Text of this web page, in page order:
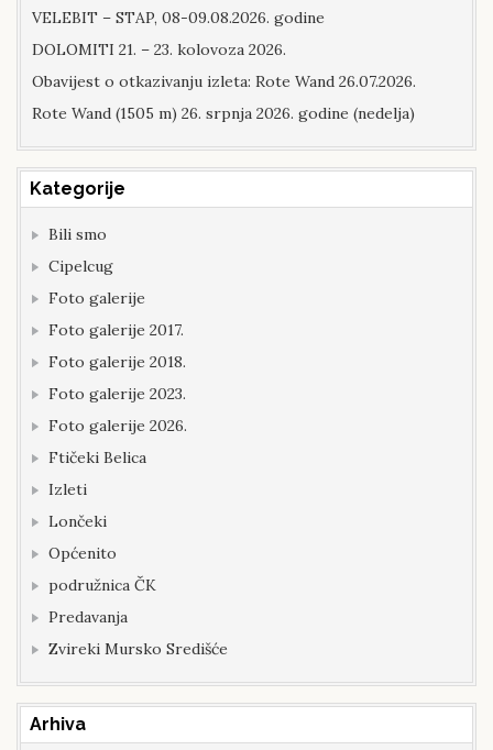
VELEBIT – STAP, 08-09.08.2026. godine
DOLOMITI 21. – 23. kolovoza 2026.
Obavijest o otkazivanju izleta: Rote Wand 26.07.2026.
Rote Wand (1505 m) 26. srpnja 2026. godine (nedelja)
Kategorije
Bili smo
Cipelcug
Foto galerije
Foto galerije 2017.
Foto galerije 2018.
Foto galerije 2023.
Foto galerije 2026.
Ftičeki Belica
Izleti
Lončeki
Općenito
podružnica ČK
Predavanja
Zvireki Mursko Središće
Arhiva